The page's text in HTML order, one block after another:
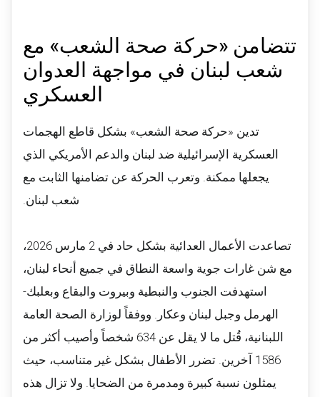
تتضامن «حركة صحة الشعب» مع
شعب لبنان في مواجهة العدوان
العسكري
تدين «حركة صحة الشعب» بشكل قاطع الهجمات
العسكرية الإسرائيلية ضد لبنان والدعم الأمريكي الذي
يجعلها ممكنة. وتعرب الحركة عن تضامنها الثابت مع
شعب لبنان.
تصاعدت الأعمال العدائية بشكل حاد في 2 مارس 2026،
مع شن غارات جوية واسعة النطاق في جميع أنحاء لبنان،
استهدفت الجنوب والنبطية وبيروت والبقاع وبعلبك-
الهرمل وجبل لبنان وعكار. ووفقاً لوزارة الصحة العامة
اللبنانية، قُتل ما لا يقل عن 634 شخصاً وأصيب أكثر من
1586 آخرين. تضرر الأطفال بشكل غير متناسب، حيث
يمثلون نسبة كبيرة ومدمرة من الضحايا. ولا تزال هذه